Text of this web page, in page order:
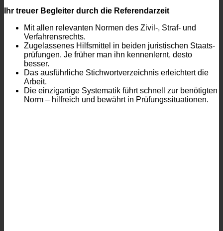
Ihr treuer Begleiter durch die Referendarzeit
Mit allen relevanten Normen des Zivil-, Straf- und
Verfahrensrechts.
Zugelassenes Hilfsmittel in beiden juristischen Staats­
prüfungen. Je früher man ihn kennenlernt, desto
besser.
Das ausführliche Stichwortverzeichnis erleichtert die
Arbeit.
Die einzigartige Systematik führt schnell zur benötigten
Norm – hilfreich und bewährt in Prüfungssituationen.